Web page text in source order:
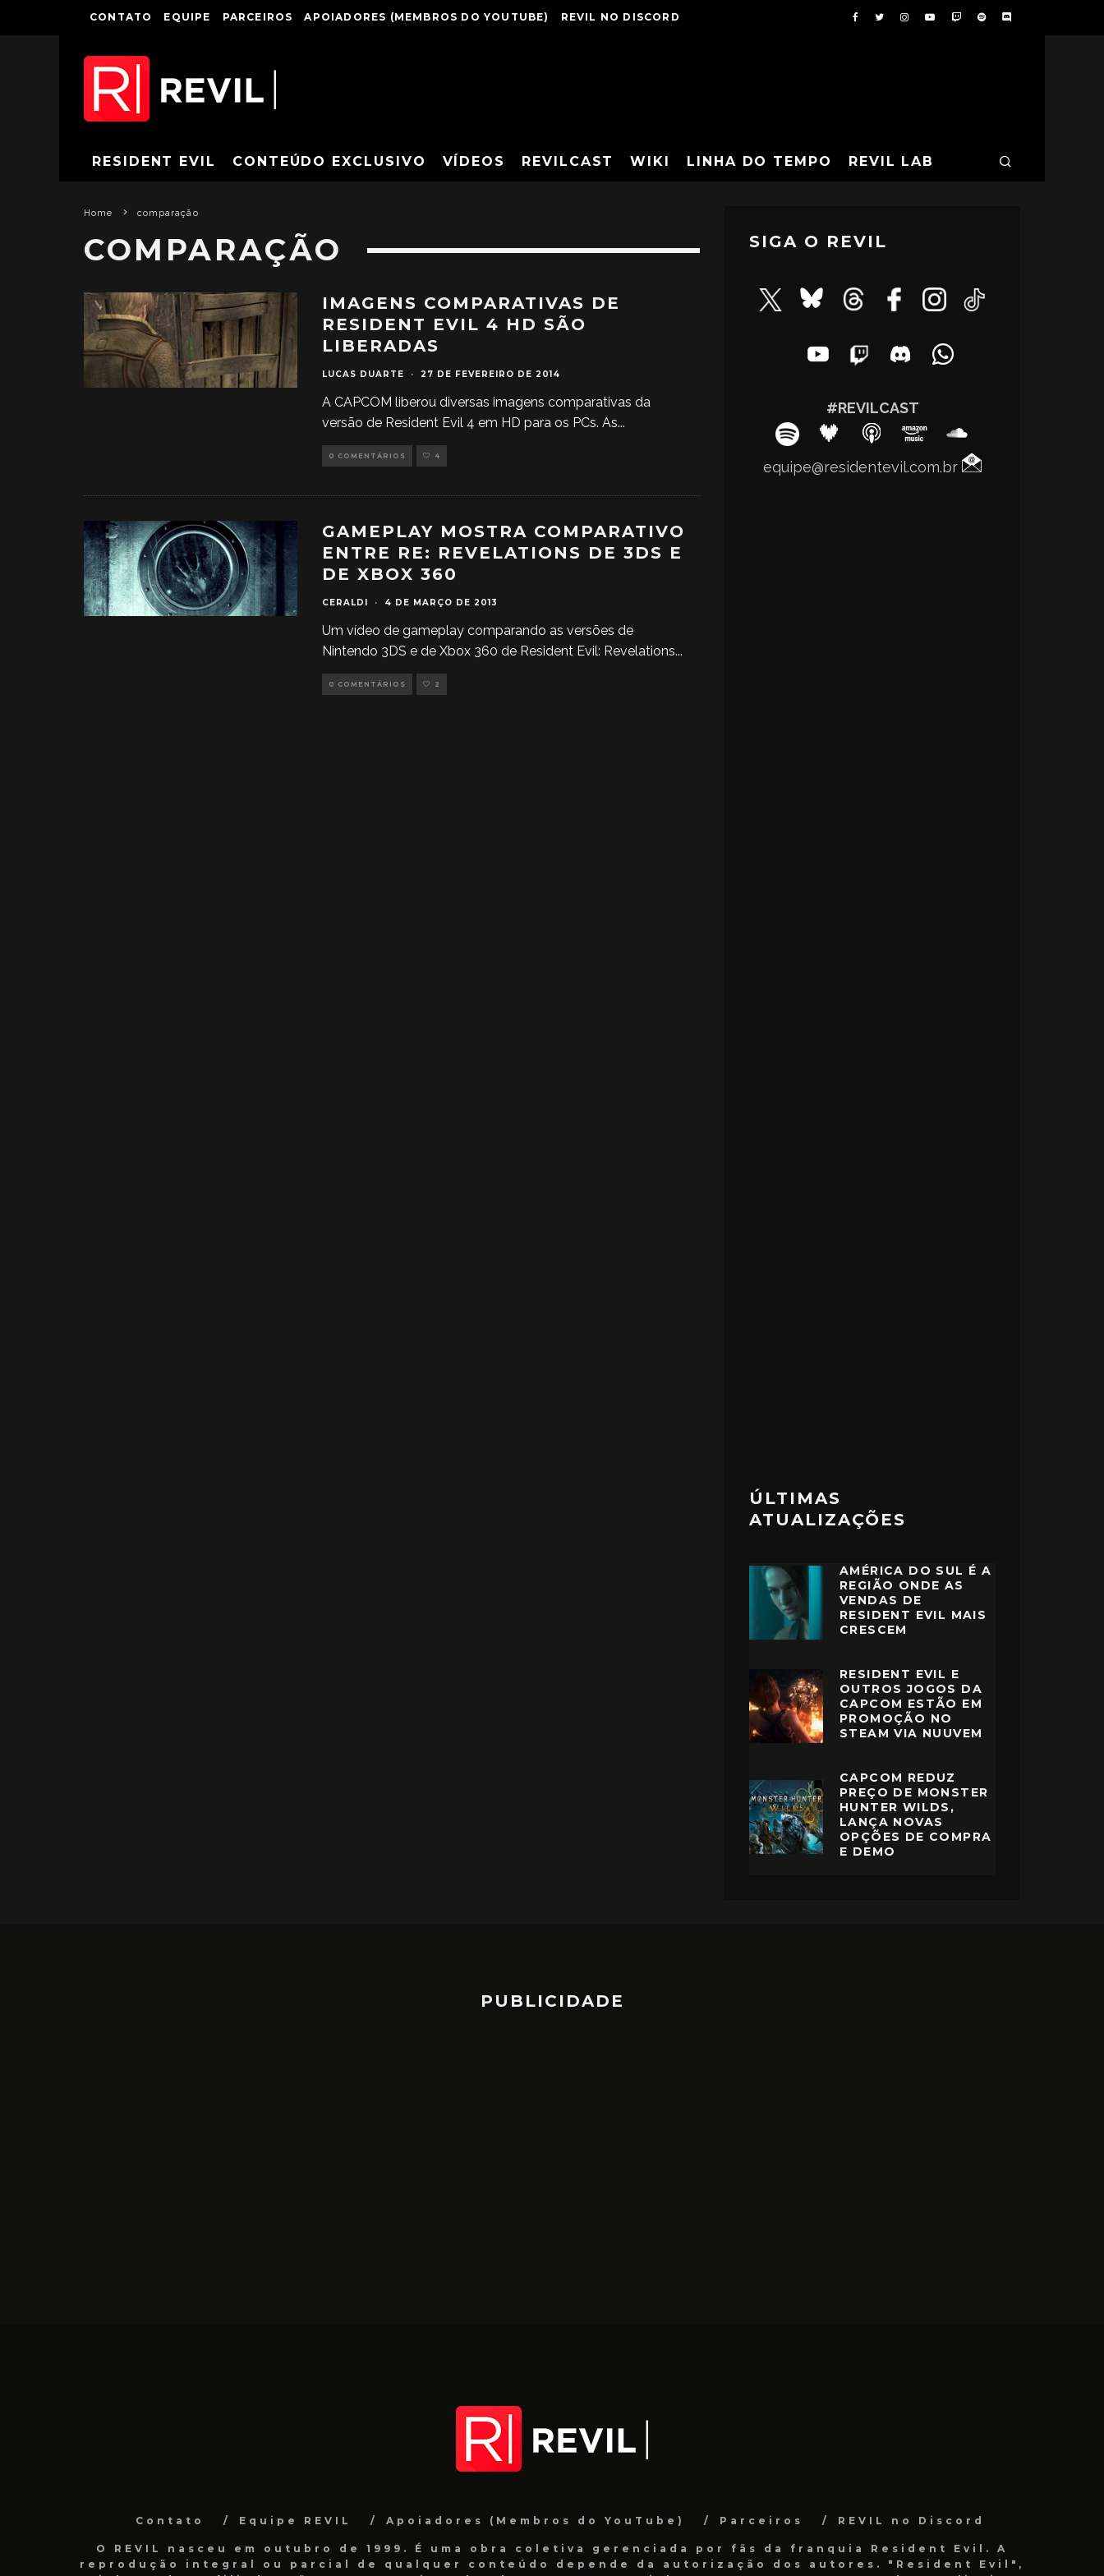
CONTATO EQUIPE PARCEIROS APOIADORES (MEMBROS DO YOUTUBE) REVIL NO DISCORD
RESIDENT EVIL CONTEÚDO EXCLUSIVO VÍDEOS REVILCAST WIKI LINHA DO TEMPO REVIL LAB
Home comparação
COMPARAÇÃO
IMAGENS COMPARATIVAS DE
RESIDENT EVIL 4 HD SÃO
LIBERADAS
LUCAS DUARTE · 27 DE FEVEREIRO DE 2014
A CAPCOM liberou diversas imagens comparativas da
versão de Resident Evil 4 em HD para os PCs. As...
0 COMENTÁRIOS 4
GAMEPLAY MOSTRA COMPARATIVO
ENTRE RE: REVELATIONS DE 3DS E
DE XBOX 360
CERALDI · 4 DE MARÇO DE 2013
Um vídeo de gameplay comparando as versões de
Nintendo 3DS e de Xbox 360 de Resident Evil: Revelations...
0 COMENTÁRIOS 2
SIGA O REVIL
#REVILCAST
equipe@residentevil.com.br
ÚLTIMAS
ATUALIZAÇÕES
AMÉRICA DO SUL É A
REGIÃO ONDE AS
VENDAS DE
RESIDENT EVIL MAIS
CRESCEM
RESIDENT EVIL E
OUTROS JOGOS DA
CAPCOM ESTÃO EM
PROMOÇÃO NO
STEAM VIA NUUVEM
CAPCOM REDUZ
PREÇO DE MONSTER
HUNTER WILDS,
LANÇA NOVAS
OPÇÕES DE COMPRA
E DEMO
PUBLICIDADE
Contato Equipe REVIL Apoiadores (Membros do YouTube) Parceiros REVIL no Discord
O REVIL nasceu em outubro de 1999. É uma obra coletiva gerenciada por fãs da franquia Resident Evil. A
reprodução integral ou parcial de qualquer conteúdo depende da autorização dos autores. "Resident Evil",